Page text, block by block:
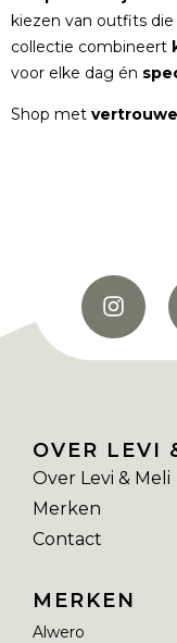
kiezen van outfits die
collectie combineert
voor elke dag én
Shop met
OVER LEVI
Over Levi & Meli
Merken
Contact
MERKEN
Alwero